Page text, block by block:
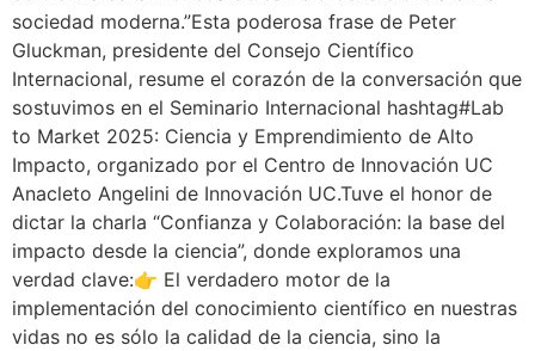
sociedad moderna.”Esta poderosa frase de Peter
Gluckman, presidente del Consejo Científico
Internacional, resume el corazón de la conversación que
sostuvimos en el Seminario Internacional hashtag#Lab
to Market 2025: Ciencia y Emprendimiento de Alto
Impacto, organizado por el Centro de Innovación UC
Anacleto Angelini de Innovación UC.Tuve el honor de
dictar la charla “Confianza y Colaboración: la base del
impacto desde la ciencia”, donde exploramos una
verdad clave:👉 El verdadero motor de la
implementación del conocimiento científico en nuestras
vidas no es sólo la calidad de la ciencia, sino la